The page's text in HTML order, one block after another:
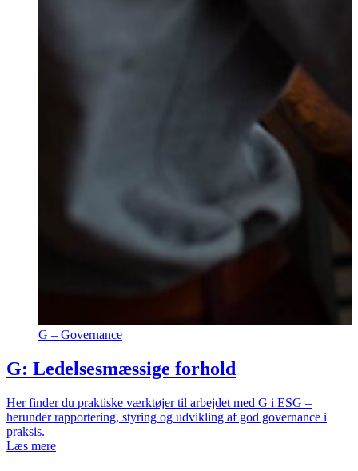
G – Governance
G: Ledelsesmæssige forhold
Her finder du praktiske værktøjer til arbejdet med G i ESG –
herunder rapportering, styring og udvikling af god governance i
praksis.
Læs mere